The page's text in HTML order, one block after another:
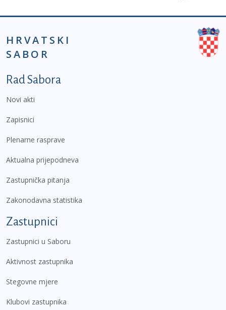
HRVATSKI
SABOR
Podnožje prvi izbornik
Rad Sabora
Novi akti
Zapisnici
Plenarne rasprave
Aktualna prijepodneva
Zastupnička pitanja
Zakonodavna statistika
Zastupnici
Zastupnici u Saboru
Aktivnost zastupnika
Stegovne mjere
Klubovi zastupnika